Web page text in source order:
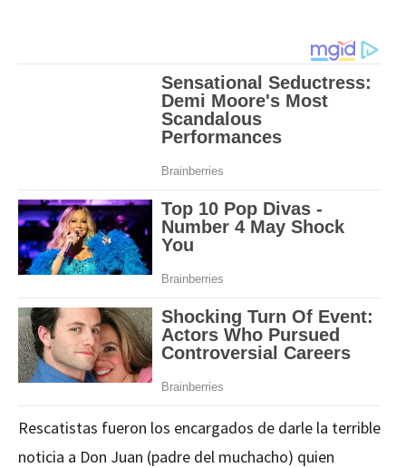
Rescatistas fueron los encargados de darle la terrible
noticia a Don Juan (padre del muchacho) quien